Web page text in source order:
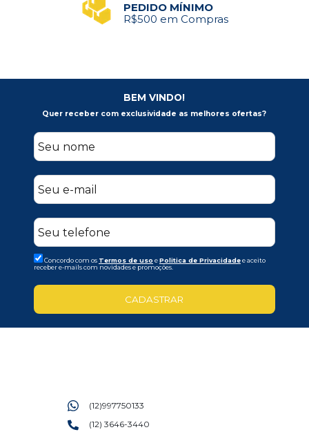
PEDIDO MÍNIMO
R$500 em Compras
BEM VINDO!
Quer receber com exclusividade as melhores ofertas?
Concordo com os Termos de uso ePolitica de Privacidadee aceito
receber e-mails com novidades e promoções.
CADASTRAR
(12)997750133
(12) 3646-3440